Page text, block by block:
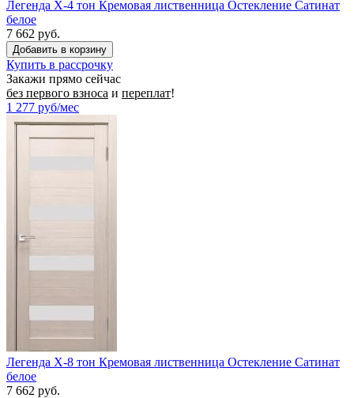
Легенда X-4 тон Кремовая лиственница Остекление Сатинат
белое
7 662 руб.
Купить в рассрочку
Закажи прямо сейчас
без первого взноса и переплат!
1 277 руб/мес
Легенда X-8 тон Кремовая лиственница Остекление Сатинат
белое
7 662 руб.